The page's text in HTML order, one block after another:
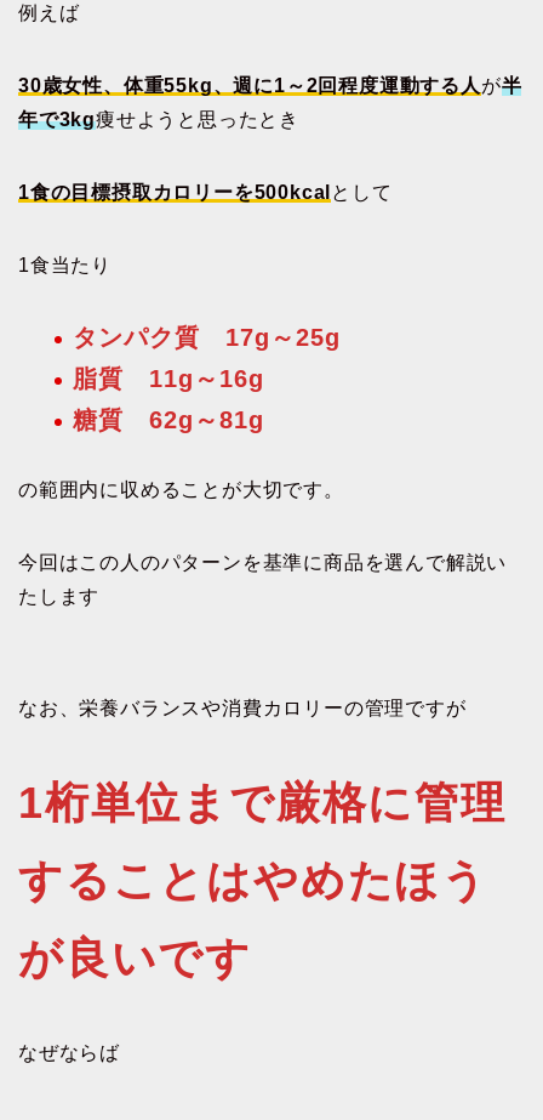
例えば
30歳女性、体重55kg、週に1～2回程度運動する人 が半
年で3kg痩せようと思ったとき
1食の目標摂取カロリーを500kcal として
1食当たり
タンパク質 17g～25g
脂質 11g～16g
糖質 62g～81g
の範囲内に収めることが大切です。
今回はこの人のパターンを基準に商品を選んで解説い
たします
なお、栄養バランスや消費カロリーの管理ですが
1桁単位まで厳格に管理
することはやめたほう
が良いです
なぜならば